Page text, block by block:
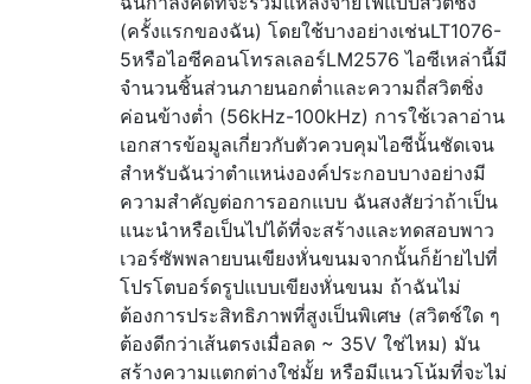
(ครั้งแรกของฉัน) โดยใช้บางอย่างเช่นLT1076-
5หรือไอซีคอนโทรลเลอร์LM2576 ไอซีเหล่านี้มี
จำนวนชิ้นส่วนภายนอกต่ำและความถี่สวิตชิ่ง
ค่อนข้างต่ำ (56kHz-100kHz) การใช้เวลาอ่าน
เอกสารข้อมูลเกี่ยวกับตัวควบคุมไอซีนั้นชัดเจน
สำหรับฉันว่าตำแหน่งองค์ประกอบบางอย่างมี
ความสำคัญต่อการออกแบบ ฉันสงสัยว่าถ้าเป็น
แนะนำหรือเป็นไปได้ที่จะสร้างและทดสอบพาว
เวอร์ซัพพลายบนเขียงหั่นขนมจากนั้นก็ย้ายไปที่
โปรโตบอร์ดรูปแบบเขียงหั่นขนม ถ้าฉันไม่
ต้องการประสิทธิภาพที่สูงเป็นพิเศษ (สวิตช์ใด ๆ
ต้องดีกว่าเส้นตรงเมื่อลด ~ 35V ใช่ไหม) มัน
สร้างความแตกต่างใช่มั้ย หรือมีแนวโน้มที่จะไม่